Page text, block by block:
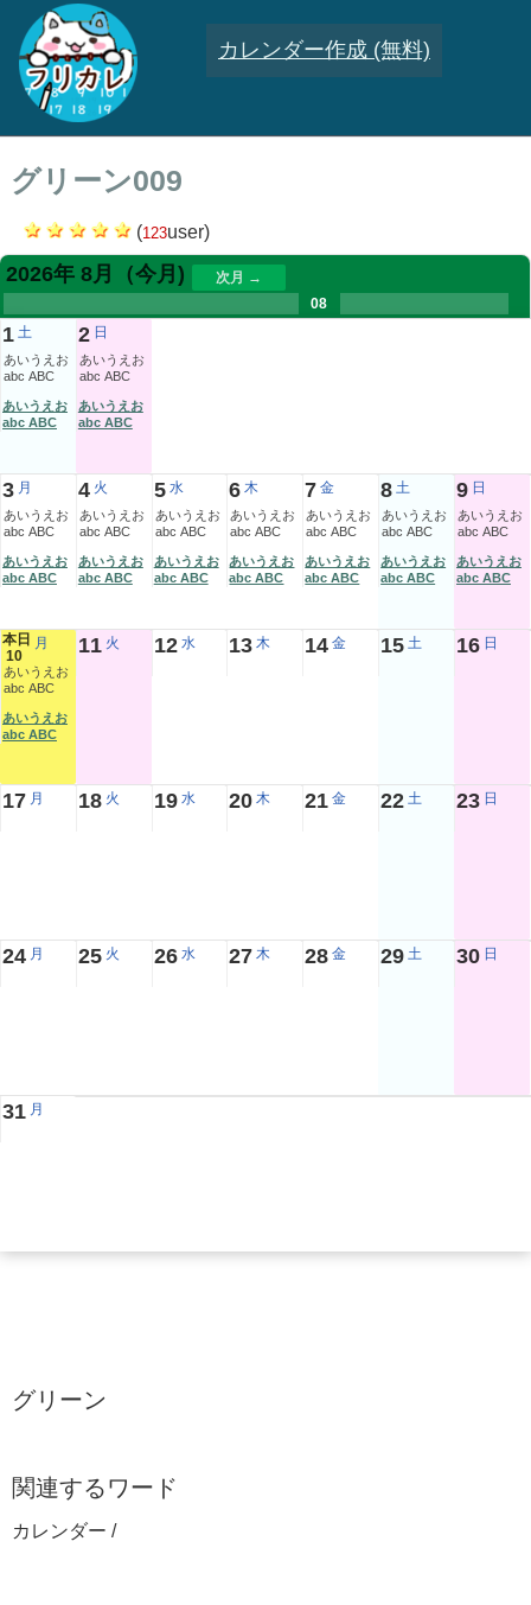
カレンダー作成 (無料)
グリーン009
(123user)
2026年 8月 （今月)
次月 →
08
1 土
あいうえお
abc ABC
あいうえお
abc ABC
2 日
あいうえお
abc ABC
あいうえお
abc ABC
3 月
あいうえお
abc ABC
あいうえお
abc ABC
4 火
あいうえお
abc ABC
あいうえお
abc ABC
5 水
あいうえお
abc ABC
あいうえお
abc ABC
6 木
あいうえお
abc ABC
あいうえお
abc ABC
7 金
あいうえお
abc ABC
あいうえお
abc ABC
8 土
あいうえお
abc ABC
あいうえお
abc ABC
9 日
あいうえお
abc ABC
あいうえお
abc ABC
本日
10
月
あいうえお
abc ABC
あいうえお
abc ABC
11 火 12 水 13 木 14 金 15 土 16 日
17 月 18 火 19 水 20 木 21 金 22 土 23 日
24 月 25 火 26 水 27 木 28 金 29 土 30 日
31 月
グリーン
関連するワード
カレンダー /